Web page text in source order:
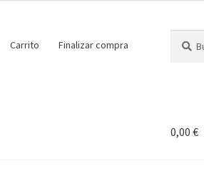
Carrito Finalizar compra
por:
0,00 €